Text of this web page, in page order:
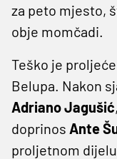
za peto mjesto,
obje momčadi.
Teško je
Belupa. Nakon
Adriano Jagušić
doprinos Ante
proljetnom